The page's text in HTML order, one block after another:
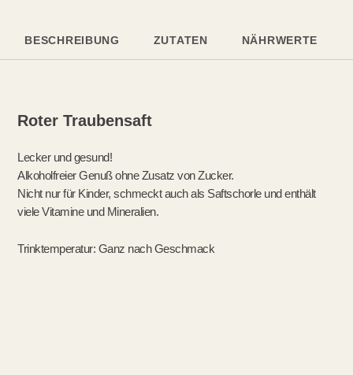
BESCHREIBUNG ZUTATEN NÄHRWERTE
Roter Traubensaft
Lecker und gesund!
Alkoholfreier Genuß ohne Zusatz von Zucker.
Nicht nur für Kinder, schmeckt auch als Saftschorle und enthält
viele Vitamine und Mineralien.
Trinktemperatur: Ganz nach Geschmack